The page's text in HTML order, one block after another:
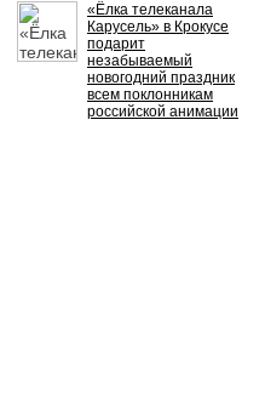
«Ёлка телеканала
Карусель» в Крокусе
подарит
незабываемый
новогодний праздник
всем поклонникам
российской анимации